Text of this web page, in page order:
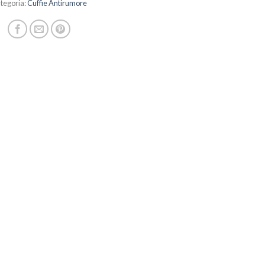
Cuffie Antirumore